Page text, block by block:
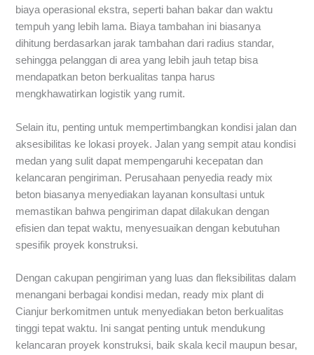
biaya operasional ekstra, seperti bahan bakar dan waktu
tempuh yang lebih lama. Biaya tambahan ini biasanya
dihitung berdasarkan jarak tambahan dari radius standar,
sehingga pelanggan di area yang lebih jauh tetap bisa
mendapatkan beton berkualitas tanpa harus
mengkhawatirkan logistik yang rumit.
Selain itu, penting untuk mempertimbangkan kondisi jalan dan
aksesibilitas ke lokasi proyek. Jalan yang sempit atau kondisi
medan yang sulit dapat mempengaruhi kecepatan dan
kelancaran pengiriman. Perusahaan penyedia ready mix
beton biasanya menyediakan layanan konsultasi untuk
memastikan bahwa pengiriman dapat dilakukan dengan
efisien dan tepat waktu, menyesuaikan dengan kebutuhan
spesifik proyek konstruksi.
Dengan cakupan pengiriman yang luas dan fleksibilitas dalam
menangani berbagai kondisi medan, ready mix plant di
Cianjur berkomitmen untuk menyediakan beton berkualitas
tinggi tepat waktu. Ini sangat penting untuk mendukung
kelancaran proyek konstruksi, baik skala kecil maupun besar,